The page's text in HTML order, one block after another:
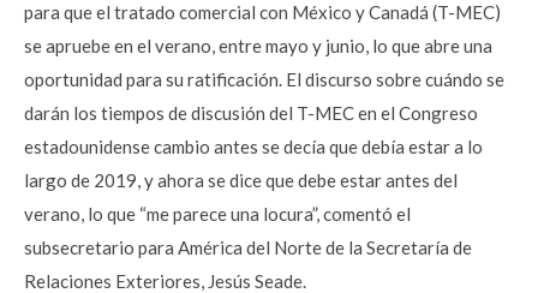
para que el tratado comercial con México y Canadá (T-MEC)
se apruebe en el verano, entre mayo y junio, lo que abre una
oportunidad para su ratificación. El discurso sobre cuándo se
darán los tiempos de discusión del T-MEC en el Congreso
estadounidense cambio antes se decía que debía estar a lo
largo de 2019, y ahora se dice que debe estar antes del
verano, lo que “me parece una locura”, comentó el
subsecretario para América del Norte de la Secretaría de
Relaciones Exteriores, Jesús Seade.